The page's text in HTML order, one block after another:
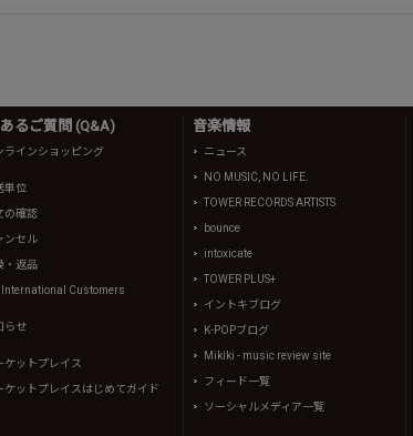
るご質問 (Q&A)
ラインショッピング
単位
の確認
ンセル
・返品
International Customers
らせ
ケットプレイス
ケットプレイスはじめてガイド
音楽情報
ニュース
NO MUSIC, NO LIFE.
TOWER RECORDS ARTISTS
bounce
intoxicate
TOWER PLUS+
イントキブログ
K-POPブログ
Mikiki - music review site
フィード一覧
ソーシャルメディア一覧